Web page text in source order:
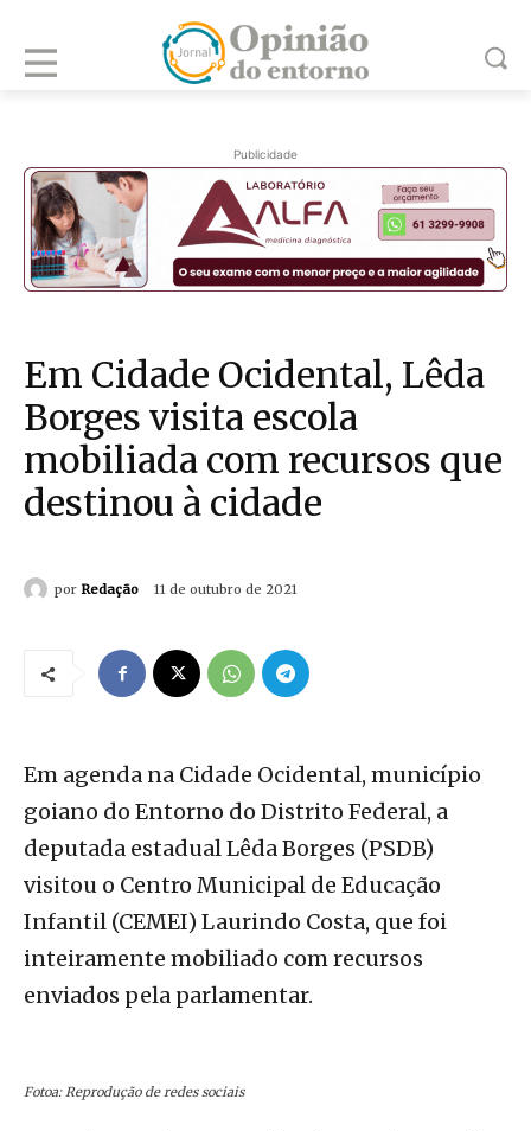
Publicidade
Em Cidade Ocidental, Lêda
Borges visita escola
mobiliada com recursos que
destinou à cidade
por Redação 11 de outubro de 2021
Em agenda na Cidade Ocidental, município
goiano do Entorno do Distrito Federal, a
deputada estadual Lêda Borges (PSDB)
visitou o Centro Municipal de Educação
Infantil (CEMEI) Laurindo Costa, que foi
inteiramente mobiliado com recursos
enviados pela parlamentar.
Fotoa: Reprodução de redes sociais